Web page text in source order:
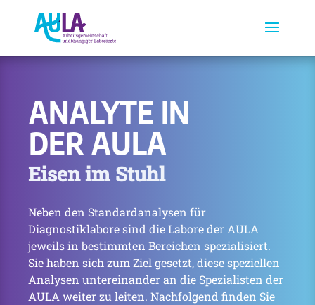
ANALYTE IN
DER AULA
Eisen im Stuhl
Neben den Standardanalysen für
Diagnostiklabore sind die Labore der AULA
jeweils in bestimmten Bereichen spezialisiert.
Sie haben sich zum Ziel gesetzt, diese speziellen
Analysen untereinander an die Spezialisten der
AULA weiter zu leiten. Nachfolgend finden Sie